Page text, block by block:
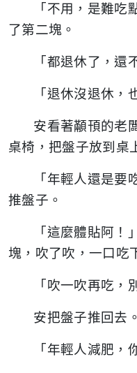
「不用，是難吃
了第二塊。
「都退休了，還
「退休沒退休，
安看著顢頇的老
桌椅，把盤子放到桌
「年輕人還是要
推盤子。
「這麼體貼阿！
塊，吹了吹，一口吃
「吹一吹再吃，
安把盤子推回去。
「年輕人減肥，